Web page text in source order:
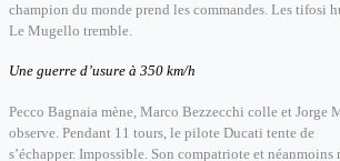
champion du monde prend les commandes. Les tifosi
Le Mugello tremble.
Une guerre d’usure à 350 km/h
Pecco Bagnaia mène, Marco Bezzecchi colle et Jorge
observe. Pendant 11 tours, le pilote Ducati tente de
s’échapper. Impossible. Son compatriote et néanmoins